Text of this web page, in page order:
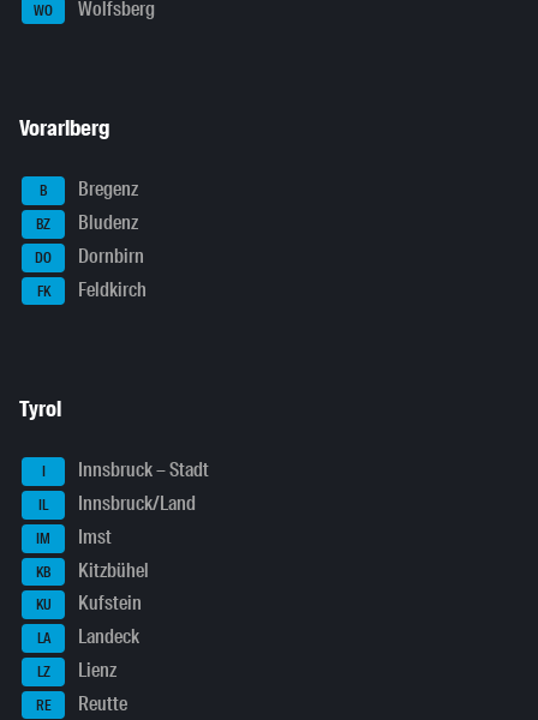
WO Wolfsberg
Vorarlberg
B Bregenz
BZ Bludenz
DO Dornbirn
FK Feldkirch
Tyrol
I Innsbruck – Stadt
IL Innsbruck/Land
IM Imst
KB Kitzbühel
KU Kufstein
LA Landeck
LZ Lienz
RE Reutte